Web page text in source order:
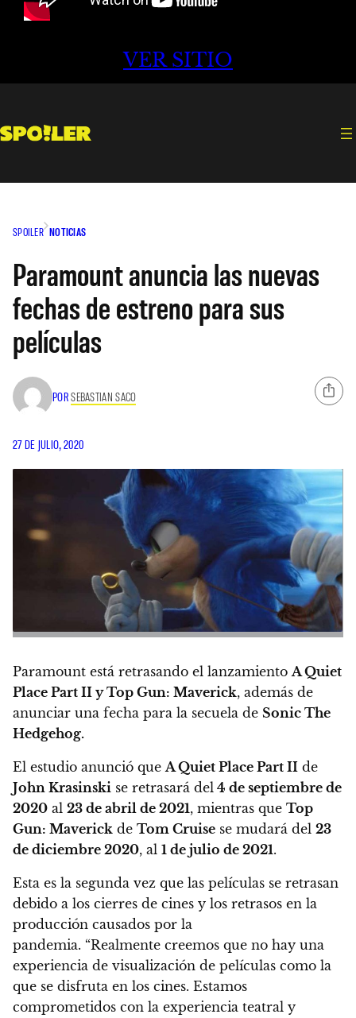
VER SITIO
SPOILER NOTICIAS
Paramount anuncia las nuevas
fechas de estreno para sus
películas
PORSEBASTIAN SACO
27 DE JULIO, 2020
Paramount está retrasando el lanzamiento A Quiet
Place Part II y Top Gun: Maverick, además de
anunciar una fecha para la secuela de Sonic The
Hedgehog.
El estudio anunció que A Quiet Place Part II de
John Krasinski se retrasará del 4 de septiembre de
2020 al 23 de abril de 2021, mientras que Top
Gun: Maverick de Tom Cruise se mudará del 23
de diciembre 2020, al 1 de julio de 2021.
Esta es la segunda vez que las películas se retrasan
debido a los cierres de cines y los retrasos en la
producción causados ​​por la
pandemia. “Realmente creemos que no hay una
experiencia de visualización de películas como la
que se disfruta en los cines. Estamos
comprometidos con la experiencia teatral y